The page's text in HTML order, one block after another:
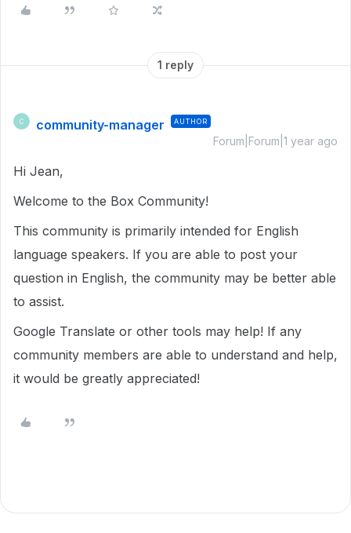
1 reply
C community-manager AUTHOR
Forum|Forum|1 year ago
Hi Jean,
Welcome to the Box Community!
This community is primarily intended for English
language speakers. If you are able to post your
question in English, the community may be better able
to assist.
Google Translate or other tools may help! If any
community members are able to understand and help,
it would be greatly appreciated!